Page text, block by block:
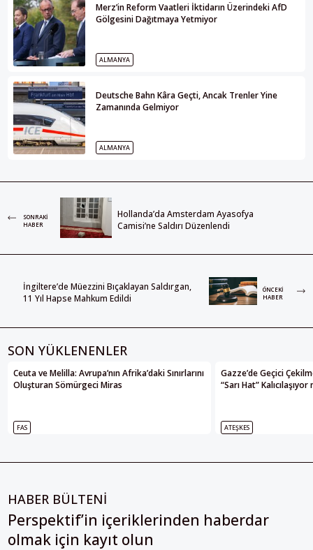
Merz’in Reform Vaatleri İktidarın Üzerindeki AfD
Gölgesini Dağıtmaya Yetmiyor
ALMANYA
Deutsche Bahn Kâra Geçti, Ancak Trenler Yine
Zamanında Gelmiyor
ALMANYA
SONRAKI
HABER
Hollanda’da Amsterdam Ayasofya
Camisi’ne Saldırı Düzenlendi
İngiltere’de Müezzini Bıçaklayan Saldırgan,
11 Yıl Hapse Mahkum Edildi
ÖNCEKI
HABER
SON YÜKLENENLER
Ceuta ve Melilla: Avrupa’nın Afrika’daki Sınırlarını
Oluşturan Sömürgeci Miras
FAS
Gazze’de Geçici
“Sarı Hat” Kalıcılaşıyor
ATEŞKES
HABER BÜLTENİ
Perspektif’in içeriklerinden haberdar
olmak için kayıt olun